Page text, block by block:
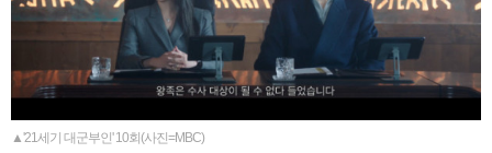
▲'21세기 대군부인' 10회(사진=MBC)